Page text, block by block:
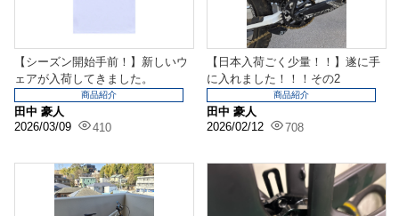
【シーズン開始手前！】新しいウ
ェアが入荷してきました。
田中 豪人
2026/03/09
410
商品紹介
【日本入荷ごく少量！！】遂に手
に入れました！！！その2
田中 豪人
2026/02/12
708
商品紹介